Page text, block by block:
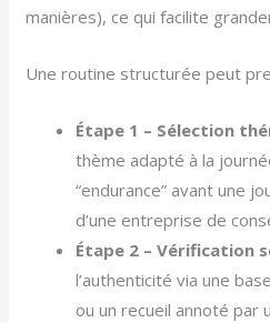
manières), ce qui facilite
Une routine structurée peut
Étape 1 – Sélection
thème adapté à la
“endurance” avant une
d’une entreprise de
Étape 2 – Vérification
l’authenticité via une
ou un recueil annoté par